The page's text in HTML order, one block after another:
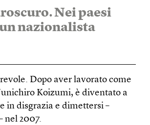
Nei paesi
nazionalista
Dopo aver lavorato come
Koizumi, è diventato a
in disgrazia e dimettersi –
nel 2007.